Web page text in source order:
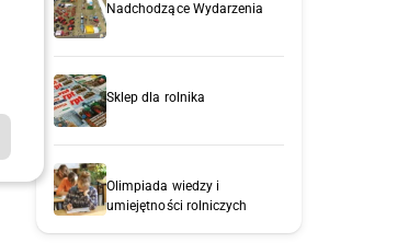
Nadchodzące Wydarzenia
Sklep dla rolnika
Olimpiada wiedzy i
umiejętności rolniczych